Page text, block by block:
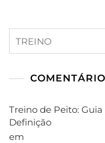
Treino de Peito:
Definição
em